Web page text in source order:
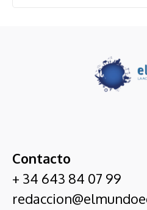
Contacto
+ 34 643 84 07 99